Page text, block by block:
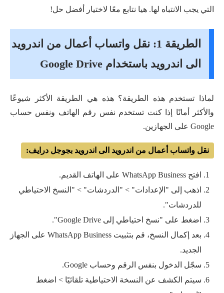
التي يجب الانتباه لها. هيا نتابع معًا لاختيار أفضل حل!
الطريقة 1: نقل واتساب أعمال من اندرويد
الى اندرويد باستخدام Google Drive
لماذا تستخدم هذه الطريقة؟ هذه هي الطريقة الأكثر شيوعًا
والأكثر أمانًا إذا كنت تستخدم نفس رقم الهاتف ونفس حساب
Google على الجهازين.
نقل واتساب أعمال من اندرويد الى اندرويد بجوجل درايف:
افتح WhatsApp Business على الهاتف القديم.
اذهب إلى "الإعدادات" > "الدردشات" > "النسخ الاحتياطي
للدردشات".
اضغط على "نسخ احتياطي إلى Google Drive".
بعد إكمال النسخ، قم بتثبيت WhatsApp Business على الجهاز
الجديد.
سجّل الدخول بنفس الرقم وحساب Google.
سيتم الكشف عن النسخة الاحتياطية تلقائيًا > اضغط